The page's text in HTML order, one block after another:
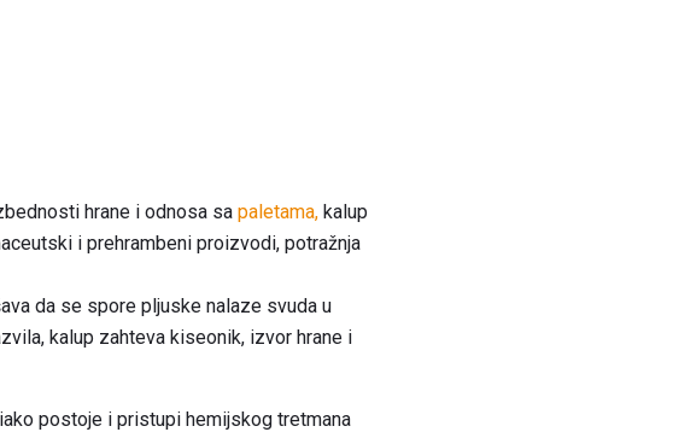
hrane i odnosa sa paletama, kalup
i prehrambeni proizvodi, potražnja
da se spore pljuske nalaze svuda u
kalup zahteva kiseonik, izvor hrane i
postoje i pristupi hemijskog tretmana